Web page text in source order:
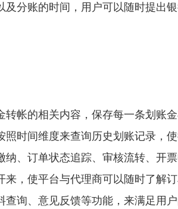
分账的时间，用户可以随时提出
帐的相关内容，保存每一条划账
时间维度来查询历史划账记录，
、订单状态追踪、审核流转、开
，使平台与代理商可以随时了解
询、意见反馈等功能，来满足用